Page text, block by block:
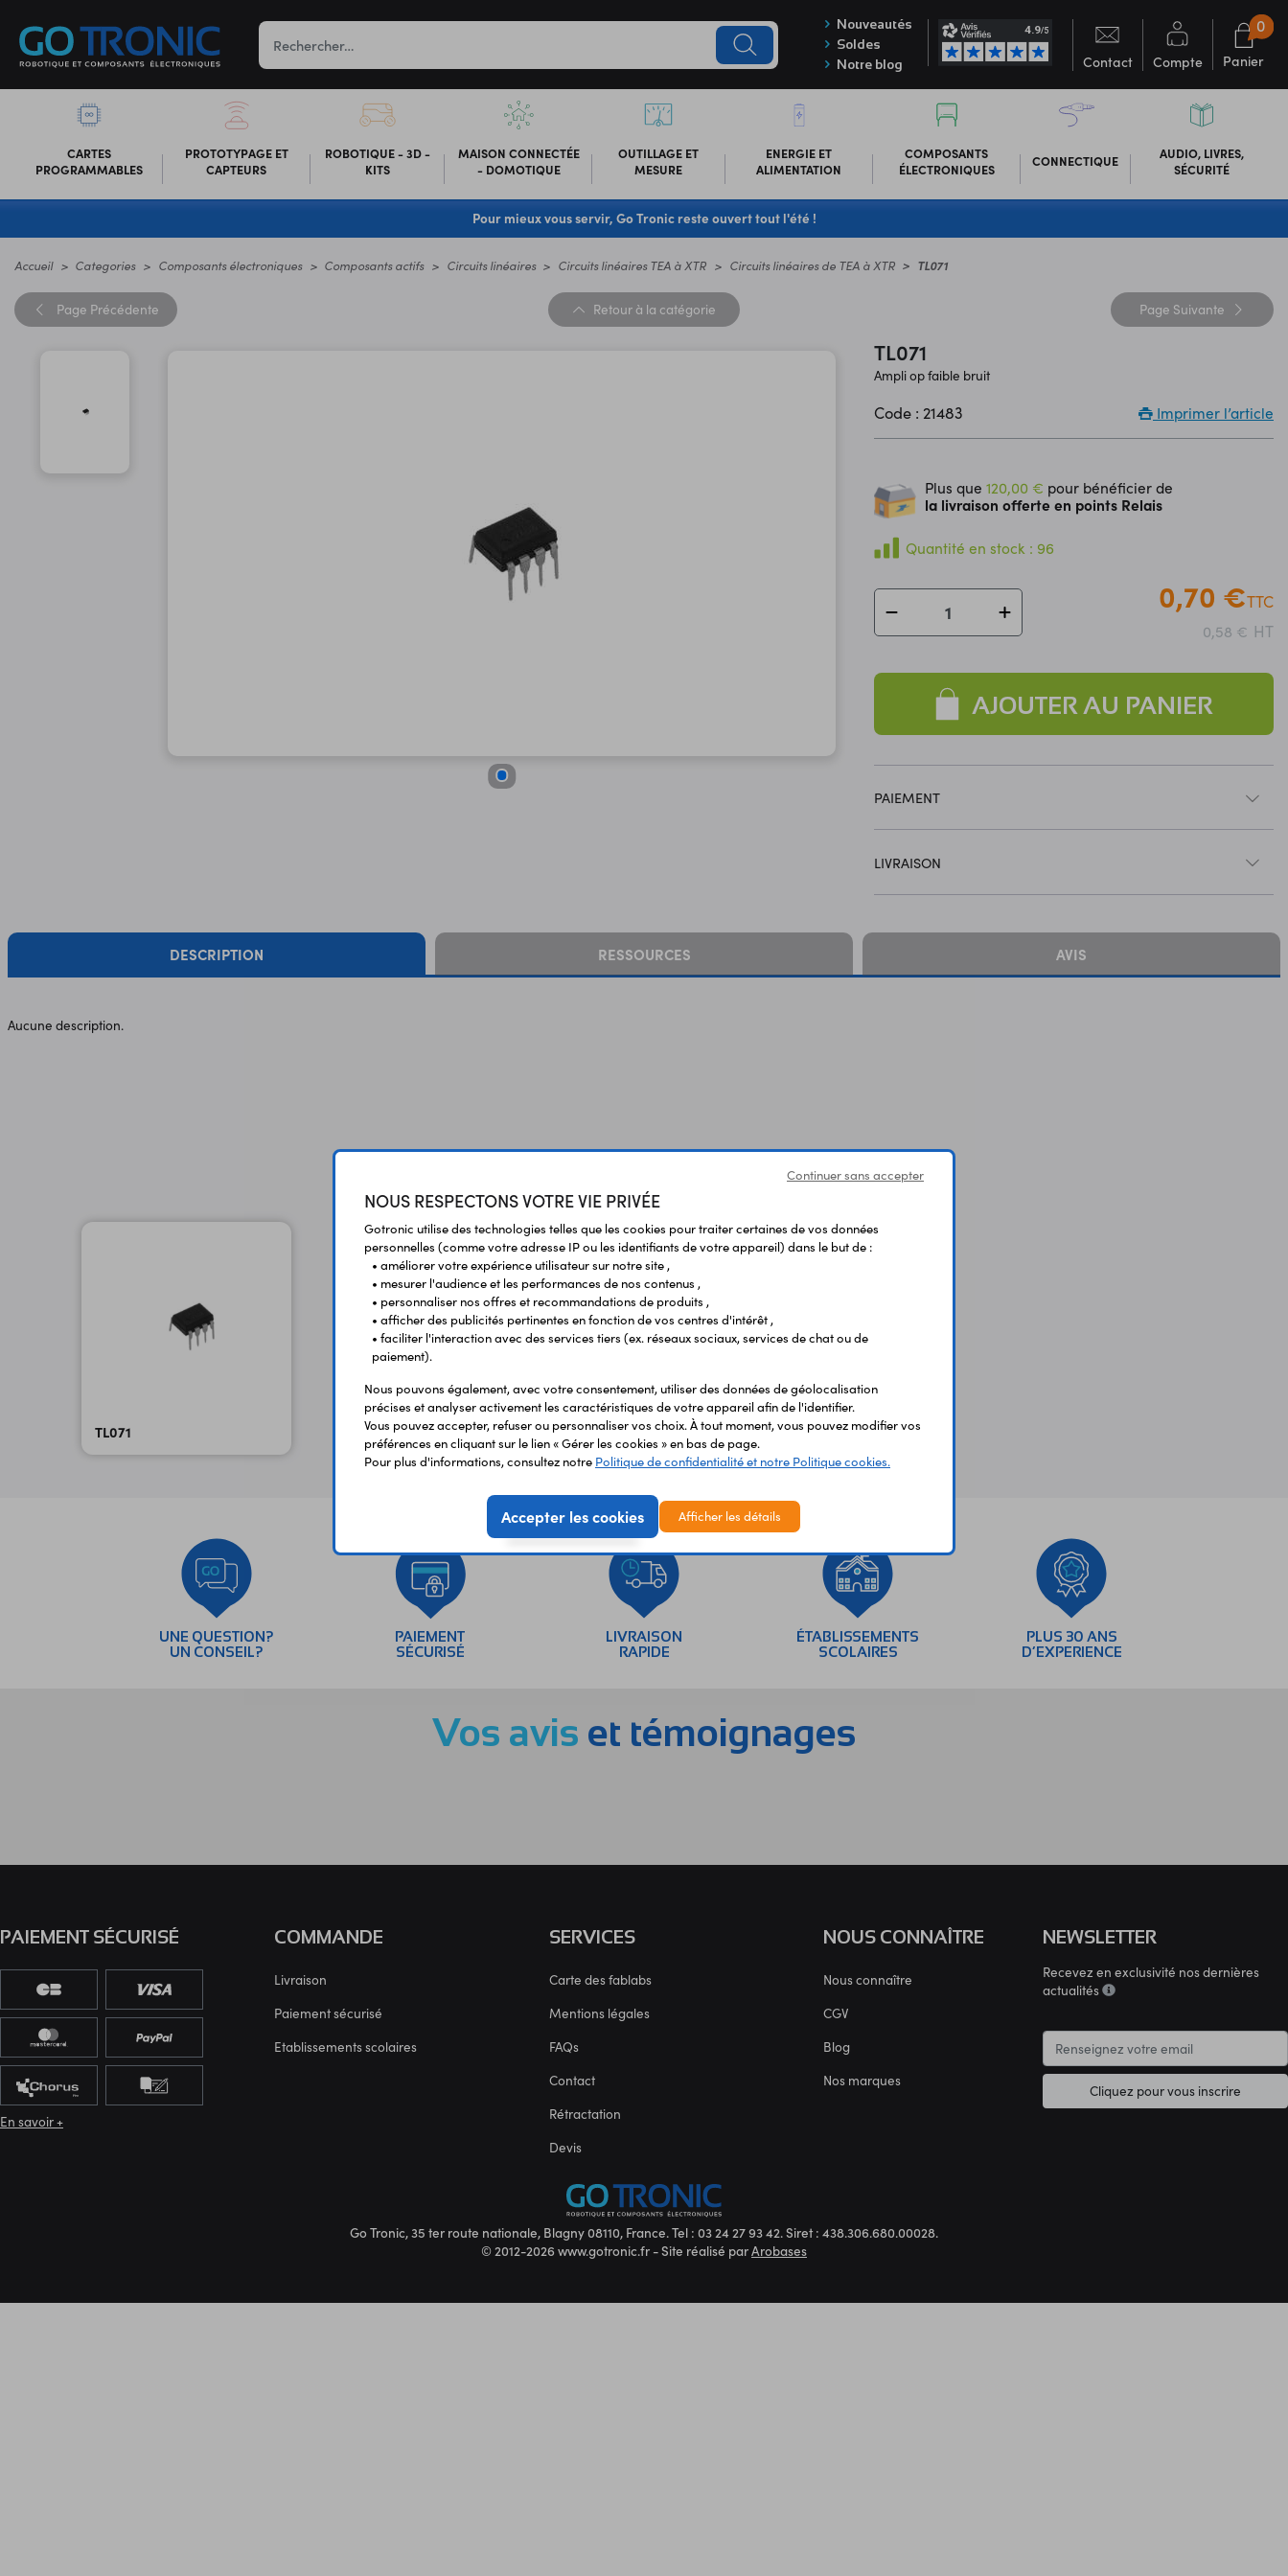
Nouveautés
Soldes
Notre blog
Contact Compte Panier
0
CARTES
PROGRAMMABLES
PROTOTYPAGE ET
CAPTEURS
ROBOTIQUE - 3D -
KITS
MAISON CONNECTÉE
- DOMOTIQUE
OUTILLAGE ET
MESURE
ENERGIE ET
ALIMENTATION
COMPOSANTS
ÉLECTRONIQUES
CONNECTIQUE
AUDIO, LIVRES,
SÉCURITÉ
Pour mieux vous servir, Go Tronic reste ouvert tout l'été !
Accueil Categories Composants électroniques Composants actifs Circuits linéaires Circuits linéaires TEA à XTR Circuits linéaires de TEA à XTR TL071
Page Précédente Retour à la catégorie Page Suivante
TL071
Ampli op faible bruit
Code : 21483 Imprimer l’article
Plus que120,00 € pour bénéficier de
la livraison offerte en points Relais
Quantité en stock : 96
0,70 €TTC
0,58 € HT
AJOUTER AU PANIER
PAIEMENT
LIVRAISON
DESCRIPTION RESSOURCES AVIS
Aucune description.
Vous avez déja consulté
TL071
UNE QUESTION?
UN CONSEIL?
PAIEMENT
SÉCURISÉ
LIVRAISON
RAPIDE
ÉTABLISSEMENTS
SCOLAIRES
PLUS 30 ANS
D’EXPERIENCE
Vos avis et témoignages
COMMANDE
Livraison
Paiement sécurisé
Etablissements scolaires
SERVICES
Carte des fablabs
Mentions légales
FAQs
Contact
Rétractation
Devis
NOUS CONNAÎTRE
Nous connaître
CGV
Blog
Nos marques
NEWSLETTER
Recevez en exclusivité nos dernières
actualités
Cliquez pour vous inscrire
PAIEMENT SÉCURISÉ
En savoir +
Go Tronic, 35 ter route nationale, Blagny 08110, France. Tel : 03 24 27 93 42. Siret : 438.306.680.00028.
© 2012-2026 www.gotronic.fr - Site réalisé parArobases
Continuer sans accepter
NOUS RESPECTONS VOTRE VIE PRIVÉE
Gotronic utilise des technologies telles que les cookies pour traiter certaines de vos données
personnelles (comme votre adresse IP ou les identifiants de votre appareil) dans le but de :
• améliorer votre expérience utilisateur sur notre site ,
• mesurer l'audience et les performances de nos contenus ,
• personnaliser nos offres et recommandations de produits ,
• afficher des publicités pertinentes en fonction de vos centres d'intérêt ,
• faciliter l'interaction avec des services tiers (ex. réseaux sociaux, services de chat ou de
paiement).
Nous pouvons également, avec votre consentement, utiliser des données de géolocalisation
précises et analyser activement les caractéristiques de votre appareil afin de l'identifier.
Vous pouvez accepter, refuser ou personnaliser vos choix. À tout moment, vous pouvez modifier vos
préférences en cliquant sur le lien « Gérer les cookies » en bas de page.
Pour plus d'informations, consultez notre Politique de confidentialité et notre Politique cookies.
Accepter les cookies Afficher les détails